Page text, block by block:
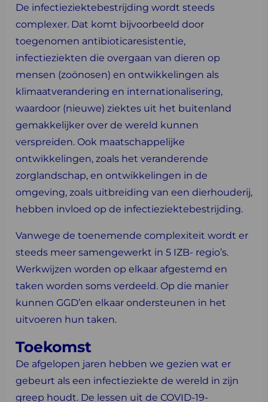
De infectieziektebestrijding wordt steeds
complexer. Dat komt bijvoorbeeld door
toegenomen antibioticaresistentie,
infectieziekten die overgaan van dieren op
mensen (zoönosen) en ontwikkelingen als
klimaatverandering en internationalisering,
waardoor (nieuwe) ziektes uit het buitenland
gemakkelijker over de wereld kunnen
verspreiden. Ook maatschappelijke
ontwikkelingen, zoals het veranderende
zorglandschap, en ontwikkelingen in de
omgeving, zoals uitbreiding van een dierhouderij,
hebben invloed op de infectieziektebestrijding.
Vanwege de toenemende complexiteit wordt er
steeds meer samengewerkt in 5 IZB- regio’s.
Werkwijzen worden op elkaar afgestemd en
taken worden soms verdeeld. Op die manier
kunnen GGD’en elkaar ondersteunen in het
uitvoeren hun taken.
Toekomst
De afgelopen jaren hebben we gezien wat er
gebeurt als een infectieziekte de wereld in zijn
greep houdt. De lessen uit de COVID-19-